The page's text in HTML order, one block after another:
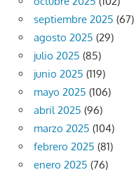
septiembre 2025 (67)
agosto 2025 (29)
julio 2025 (85)
junio 2025 (119)
mayo 2025 (106)
abril 2025 (96)
marzo 2025 (104)
febrero 2025 (81)
enero 2025 (76)